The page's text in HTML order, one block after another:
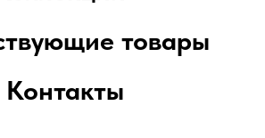
товары
Контакты